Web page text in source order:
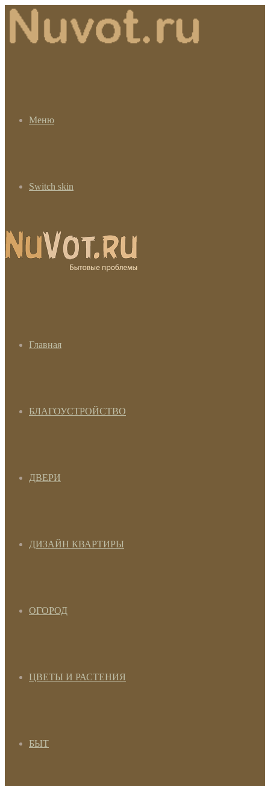
Меню
Switch skin
Главная
БЛАГОУСТРОЙСТВО
ДВЕРИ
ДИЗАЙН КВАРТИРЫ
ОГОРОД
ЦВЕТЫ И РАСТЕНИЯ
БЫТ